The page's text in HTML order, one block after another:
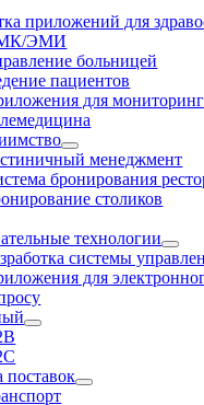
приложений для
ЭМИ
больницей
пациентов
для
менеджмент
бронирования
столиков
технологии
системы
для
поставок